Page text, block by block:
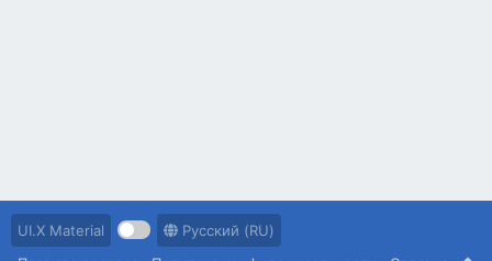
UI.X Material
Русский (RU)